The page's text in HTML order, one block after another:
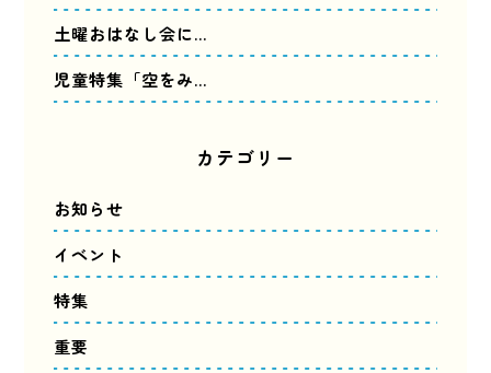
土曜おはなし会に…
児童特集「空をみ…
カテゴリー
お知らせ
イベント
特集
重要